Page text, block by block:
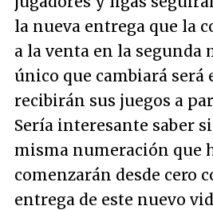
la nueva entrega que la
a la venta en la segunda
único que cambiará será
recibirán sus juegos a
Sería interesante saber
misma numeración que
comenzarán desde cero
entrega de este nuevo